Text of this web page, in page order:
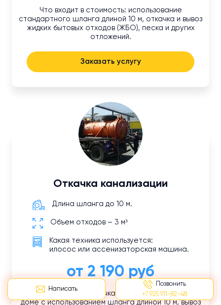
Написать
Позвонить
+7 925 911-82-48
Что входит в стоимость: использование
стандартного шланга длиной 10 м, откачка и вывоз
жидких бытовых отходов (ЖБО), песка и других
отложений.
Заказать услугу
Откачка канализации
Длина шланга до 10 м.
Объем отходов – 3 м³
Какая техника используется:
илосос или ассенизаторская машина.
от 2 190 руб
Описание услуги: откачка канализации в частном
доме с использованием шланга длиной 10 м, вывоз